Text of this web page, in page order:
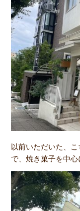
以前いただいた、
で、焼き菓子を中心